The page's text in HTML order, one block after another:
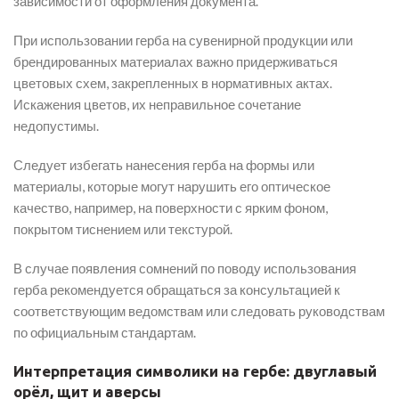
При использовании герба на сувенирной продукции или
брендированных материалах важно придерживаться
цветовых схем, закрепленных в нормативных актах.
Искажения цветов, их неправильное сочетание
недопустимы.
Следует избегать нанесения герба на формы или
материалы, которые могут нарушить его оптическое
качество, например, на поверхности с ярким фоном,
покрытом тиснением или текстурой.
В случае появления сомнений по поводу использования
герба рекомендуется обращаться за консультацией к
соответствующим ведомствам или следовать руководствам
по официальным стандартам.
Интерпретация символики на гербе: двуглавый
орёл, щит и аверсы